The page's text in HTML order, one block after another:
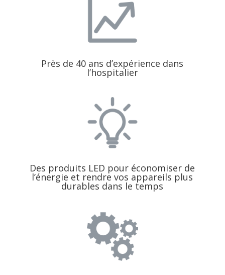
Près de 40 ans d’expérience dans
l’hospitalier
Des produits LED pour économiser de
l’énergie et rendre vos appareils plus
durables dans le temps